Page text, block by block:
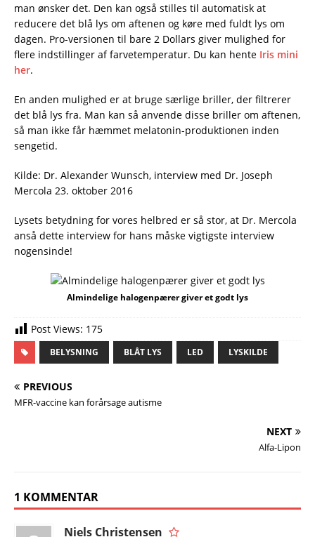
man ønsker det. Den kan også stilles til automatisk at
reducere det blå lys om aftenen og køre med fuldt lys om
dagen. Pro-versionen til bare 2 Dollars giver mulighed for
flere indstillinger af farvetemperatur. Du kan hente Iris mini
her.
En anden mulighed er at bruge særlige briller, der filtrerer
det blå lys fra. Man kan så anvende disse briller om aftenen,
så man ikke får hæmmet melatonin-produktionen inden
sengetid.
Kilde: Dr. Alexander Wunsch, interview med Dr. Joseph
Mercola 23. oktober 2016
Lysets betydning for vores helbred er så stor, at Dr. Mercola
anså dette interview for hans måske vigtigste interview
nogensinde!
Almindelige halogenpærer giver et godt lys
Post Views: 175
BELYSNING BLÅT LYS LED LYSKILDE
PREVIOUS
MFR-vaccine kan forårsage autisme
NEXT
Alfa-Lipon
1 KOMMENTAR
Niels Christensen